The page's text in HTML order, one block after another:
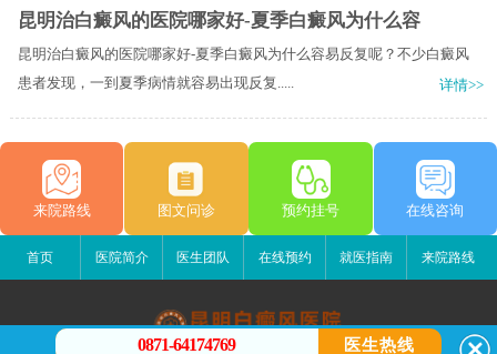
昆明治白癜风的医院哪家好-夏季白癜风为什么容
昆明治白癜风的医院哪家好-夏季白癜风为什么容易反复呢？不少白癜风
患者发现，一到夏季病情就容易出现反复.....
详情>>
来院路线 图文问诊 预约挂号 在线咨询
首页 医院简介 医生团队 在线预约 就医指南 来院路线
0871-64174769 医生热线